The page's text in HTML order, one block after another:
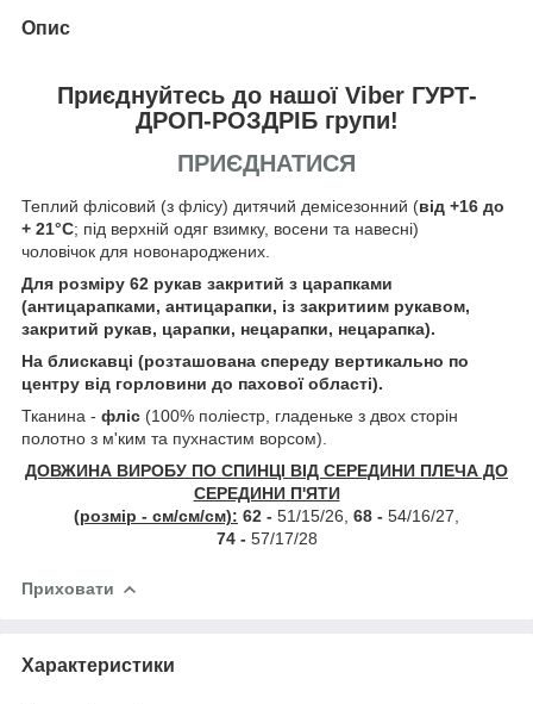
Опис
Приєднуйтесь до нашої Viber ГУРТ-
ДРОП-РОЗДРІБ групи!
ПРИЄДНАТИСЯ
Теплий флісовий (з флісу) дитячий демісезонний (від +16 до
+ 21°С; під верхній одяг взимку, восени та навесні)
чоловічок для новонароджених.
Для розміру 62 рукав закритий з царапками
(антицарапками, антицарапки, із закритиим рукавом,
закритий рукав, царапки, нецарапки, нецарапка).
На блискавці (розташована спереду вертикально по
центру від горловини до пахової області).
Тканина - фліс (100% поліестр, гладеньке з двох сторін
полотно з м'ким та пухнастим ворсом).
ДОВЖИНА ВИРОБУ ПО СПИНЦІ ВІД СЕРЕДИНИ ПЛЕЧА ДО
СЕРЕДИНИ П'ЯТИ
(розмір - см/см/см): 62 - 51/15/26, 68 - 54/16/27,
74 - 57/17/28
Приховати
Характеристики